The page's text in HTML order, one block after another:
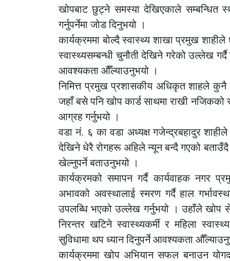
खोपबाट छुट्ने समस्या देखिएकाले सम्बन्धित
गर्नुपर्नेमा जोड दिनुभयो ।
कार्यक्रममा बोल्दै स्वास्थ्य शाखा प्रमुख
स्वास्थ्यसम्बन्धी चुनौती देखिने गरेको उल्लेख
आवश्यकता औँल्याउनुभयो ।
निमित्त प्रमुख प्रशासकीय अधिकृत शाहले कुनै
जहाँ बसे पनि खोप कार्ड साथमा राखी नजिकको
आग्रह गर्नुभयो ।
वडा नं. ६ का वडा अध्यक्ष गजेन्द्रबहादुर
देखिने धेरै रोगहरू अहिले न्यून बन्दै गएको बताउँदै
खेल्नुपर्ने बताउनुभयो ।
कार्यक्रमको समापन गर्दै कार्यवाहक नगर
अभावको अवस्थालाई स्मरण गर्दै हाल
उपलब्धि भएको उल्लेख गर्नुभयो । उहाँले खोप
निरन्तर खटिने स्वास्थ्यकर्मी र महिला
सुविधामा थप ध्यान दिनुपर्ने आवश्यकता
कार्यक्रममा खोप अभियान सफल बनाउन